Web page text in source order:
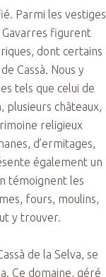
Parmi les vestiges
figurent
dont certains
Cassà. Nous y
tels que celui de
plusieurs châteaux,
religieux
d’ermitages,
également un
témoignent les
fours, moulins,
y trouver.
de la Selva, se
Ce domaine, géré